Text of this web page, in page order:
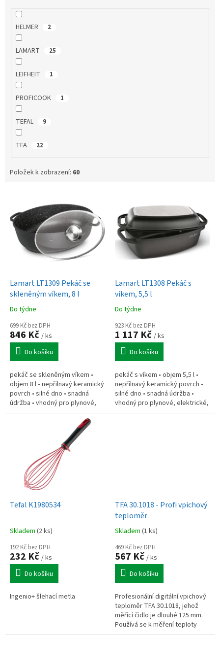
HELMER 2
LAMART 25
LEIFHEIT 1
PROFICOOK 1
TEFAL 9
TFA 22
Položek k zobrazení: 60
p
Lamart LT1309 Pekáč se
skleněným víkem, 8 l
Do týdne
699 Kč bez DPH
846 Kč / ks
Do košíku
pekáč se skleněným víkem •
objem 8 l • nepřilnavý keramický
povrch • silné dno • snadná
údržba • vhodný pro plynové,
elektrické, sklokeramické
sporáky • materiál: hliník •...
Lamart LT1308 Pekáč s
víkem, 5,5 l
Do týdne
923 Kč bez DPH
1 117 Kč / ks
Do košíku
pekáč s víkem • objem 5,5 l •
nepřilnavý keramický povrch •
silné dno • snadná údržba •
vhodný pro plynové, elektrické,
sklokeramické sporáky •
Tefal K1980534
Skladem (2 ks)
192 Kč bez DPH
232 Kč / ks
Do košíku
Ingenio+ šlehací metla
TFA 30.1018 - Profi vpichový
teploměr
Skladem (1 ks)
469 Kč bez DPH
567 Kč / ks
Do košíku
Profesionální digitální vpichový
teploměr TFA 30.1018, jehož
měřící čidlo je dlouhé 125 mm.
Používá se k měření teploty
tekutin, sypkých hmot, potravin